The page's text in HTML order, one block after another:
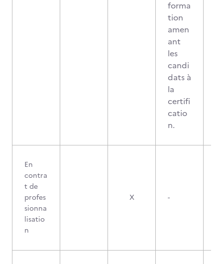
forma
tion
amen
ant
les
candi
dats à
la
certifi
catio
n.
En
contra
t de
profes
sionna
lisatio
n
X -